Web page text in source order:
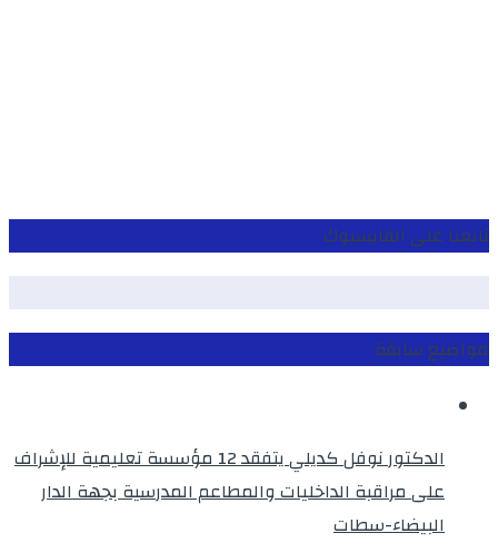
تابعنا على الفايسبوك
مواضيع سابقة
الدكتور نوفل كديلي يتفقد 12 مؤسسة تعليمية للإشراف
على مراقبة الداخليات والمطاعم المدرسية بجهة الدار
البيضاء-سطات